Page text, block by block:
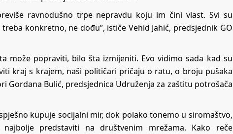
ravnodušno trpe nepravdu koju im čini vlast. Svi su
konkretno, ne dođu”, ističe Vehid Jahić, predsjednik GO
može popraviti, bilo šta izmijeniti. Evo vidimo sada kad su
kraj s krajem, naši političari pričaju o ratu, o broju pušaka
Gordana Bulić, predsjednica Udruženja za zaštitu potrošača
kupuje socijalni mir, dok polako tonemo u siromaštvo,
predstaviti na društvenim mrežama. Kako reče